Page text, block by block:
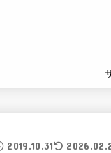
2019.10.31